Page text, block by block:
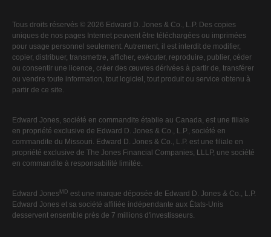
Tous droits réservés © 2026 Edward D. Jones & Co., L.P. Des copies
uniques de nos pages Internet peuvent être téléchargées ou imprimées
pour usage personnel seulement. Autrement, il est interdit de modifier,
copier, distribuer, transmettre, afficher, exécuter, reproduire, publier, céder
ou consentir une licence, créer des œuvres dérivées à partir de, transférer
ou vendre toute information, tout logiciel, tout produit ou service obtenu à
partir de ce site.
Edward Jones, société en commandite établie au Canada, est une filiale
en propriété exclusive de Edward D. Jones & Co., L.P., société en
commandite du Missouri. Edward D. Jones & Co., L.P. est une filiale en
propriété exclusive de The Jones Financial Companies, LLLP, une société
en commandite à responsabilité limitée.
Edward JonesMD est une marque déposée de Edward D. Jones & Co., L.P.
Edward Jones et sa société affiliée indépendante aux États-Unis
desservent ensemble près de 7 millions d'investisseurs.